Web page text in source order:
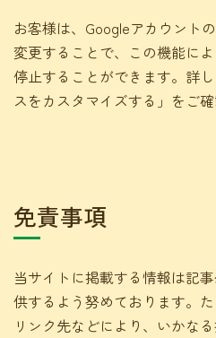
お客様は、Googleアカウント
変更することで、この機能に
停止することができます。詳
スをカスタマイズする 」をご
免責事項
当サイトに掲載する情報は記
供するよう努めております。
リンク先などにより、いかな